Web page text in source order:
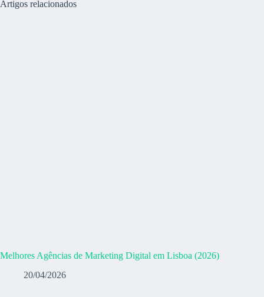
Artigos relacionados
Melhores Agências de Marketing Digital em Lisboa (2026)
20/04/2026